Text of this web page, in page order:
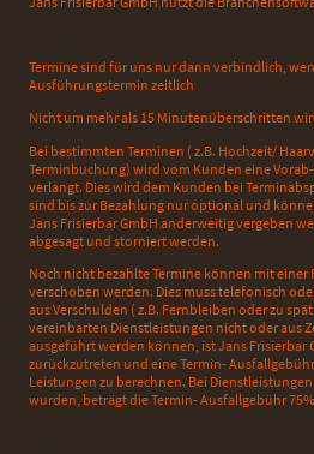
Termine sind für uns nur dann verbindlich,
Ausführungstermin zeitlich
Nicht um mehr als 15 Minutenüberschritten
Bei bestimmten Terminen ( z.B. Hochzeit/
Terminbuchung) wird vom Kunden eine
verlangt. Dies wird dem Kunden bei
sind bis zur Bezahlung nur optional und
Jans Frisierbar GmbH anderweitig vergeben
abgesagt und storniert werden.
Noch nicht bezahlte Termine können mit einer
verschoben werden. Dies muss telefonisch
aus Verschulden ( z.B. Fernbleiben oder zu
vereinbarten Dienstleistungen nicht oder aus
ausgeführt werden können, ist Jans Frisierbar
zurückzutreten und eine Termin-
Leistungen zu berechnen. Bei
wurden, beträgt die Termin- Ausfallgebühr